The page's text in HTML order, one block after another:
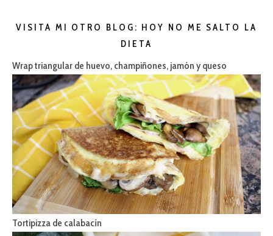
VISITA MI OTRO BLOG: HOY NO ME SALTO LA
DIETA
Wrap triangular de huevo, champiñones, jamón y queso
Tortipizza de calabacín